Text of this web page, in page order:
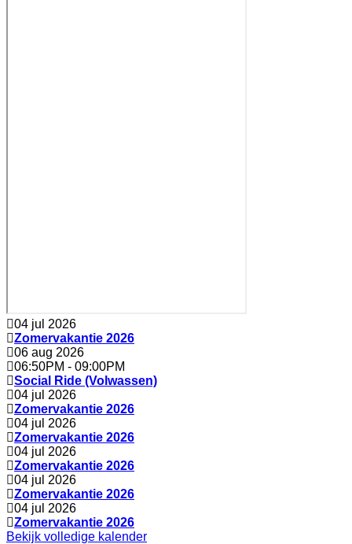
04 jul 2026
Zomervakantie 2026
06 aug 2026
06:50PM - 09:00PM
Social Ride (Volwassen)
04 jul 2026
Zomervakantie 2026
04 jul 2026
Zomervakantie 2026
04 jul 2026
Zomervakantie 2026
04 jul 2026
Zomervakantie 2026
04 jul 2026
Zomervakantie 2026
Bekijk volledige kalender